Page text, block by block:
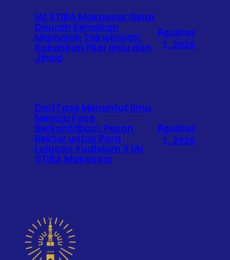
IAI STIBA Makassar Gelar
Daurah Kenaikan
Marhalah Takwiniyah,
Kokohkan Pilar Ilmu dan
Jihad
Agustus
1, 2026
Dari Fase Menuntut Ilmu
Menuju Fase
Berkontribusi: Pesan
Rektor untuk Para
Lulusan Yudisium X IAI
STIBA Makassar
Agustus
1, 2026